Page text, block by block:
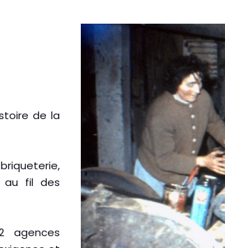
de la
au fil des
agences